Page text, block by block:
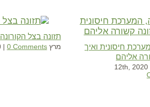
חיסונית ואיך
אליהם
תזונה בצל הקורונה
מרץ 18th, 2020 | 0 Comments